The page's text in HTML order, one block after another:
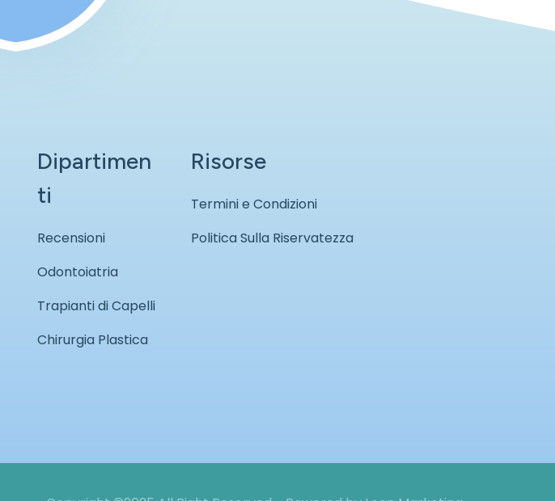
Dipartimen
ti
Recensioni
Odontoiatria
Trapianti di Capelli
Chirurgia Plastica
Risorse
Termini e Condizioni
Politica Sulla Riservatezza